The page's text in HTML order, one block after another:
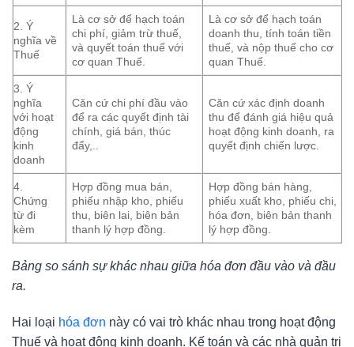
2. Ý
nghĩa về
Thuế
Là cơ sở để hạch toán
chi phí, giảm trừ thuế,
và quyết toán thuế với
cơ quan Thuế.
Là cơ sở để hạch toán
doanh thu, tính toán tiền
thuế, và nộp thuế cho cơ
quan Thuế.
3. Ý
nghĩa
với hoạt
động
kinh
doanh
Căn cứ chi phí đầu vào
để ra các quyết định tài
chính, giá bán, thúc
đẩy,..
Căn cứ xác định doanh
thu để đánh giá hiệu quả
hoạt động kinh doanh, ra
quyết định chiến lược.
4.
Chứng
từ đi
kèm
Hợp đồng mua bán,
phiếu nhập kho, phiếu
thu, biên lai, biên bản
thanh lý hợp đồng.
Hợp đồng bán hàng,
phiếu xuất kho, phiếu chi,
hóa đơn, biên bản thanh
lý hợp đồng.
Bảng so sánh sự khác nhau giữa hóa đơn đầu vào và đầu
ra.
Hai loại hóa đơn này có vai trò khác nhau trong hoạt động
Thuế và hoạt động kinh doanh. Kế toán và các nhà quản trị